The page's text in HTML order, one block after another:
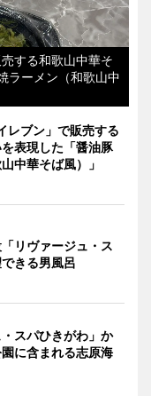
する和歌山中華そ
ラーメン（和歌山中
レブン」で販売する
表現した「醤油豚
中華そば風）」
リヴァージュ・ス
きる男風呂
スパひきがわ」か
に含まれる志原海